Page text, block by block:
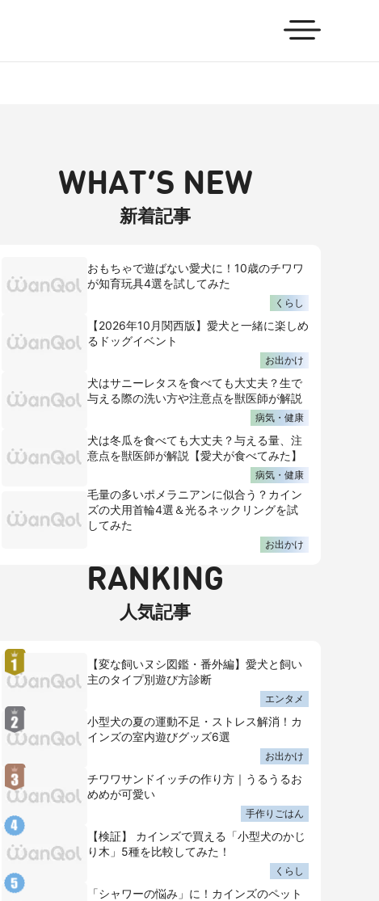
WHAT’S NEW
新着記事
おもちゃで遊ばない愛犬に！10歳のチワワ
が知育玩具4選を試してみた
くらし
【2026年10月関西版】愛犬と一緒に楽しめ
るドッグイベント
お出かけ
犬はサニーレタスを食べても大丈夫？生で
与える際の洗い方や注意点を獣医師が解説
病気・健康
犬は冬瓜を食べても大丈夫？与える量、注
意点を獣医師が解説【愛犬が食べてみた】
病気・健康
毛量の多いポメラニアンに似合う？カイン
ズの犬用首輪4選＆光るネックリングを試
してみた
お出かけ
RANKING
人気記事
【変な飼いヌシ図鑑・番外編】愛犬と飼い
主のタイプ別遊び方診断
エンタメ
小型犬の夏の運動不足・ストレス解消！カ
インズの室内遊びグッズ6選
お出かけ
チワワサンドイッチの作り方｜うるうるお
めめが可愛い
手作りごはん
【検証】 カインズで買える「小型犬のかじ
り木」5種を比較してみた！
くらし
「シャワーの悩み」に！カインズのペット